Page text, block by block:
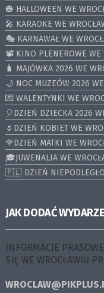
🎃 HALLOWEEN WE
🎤 KARAOKE WE
🎭 KARNAWAŁ WE
📽️ KINO PLENEROWE WE
🧳 MAJÓWKA 2026 WE
🌙 NOC MUZEÓW 2026
💌 WALENTYNKI WE
🎈DZIEŃ DZIECKA 2026
🌷DZIEŃ KOBIET WE
🌹DZIEŃ MATKI WE
🎓JUWENALIA WE
🇵🇱 DZIEŃ
JAK DODAĆ
INFORMACJE
SIĘ WE WROCŁAWIU